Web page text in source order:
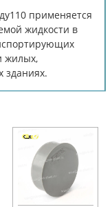
применяется
жидкости в
жилых,
зданиях.